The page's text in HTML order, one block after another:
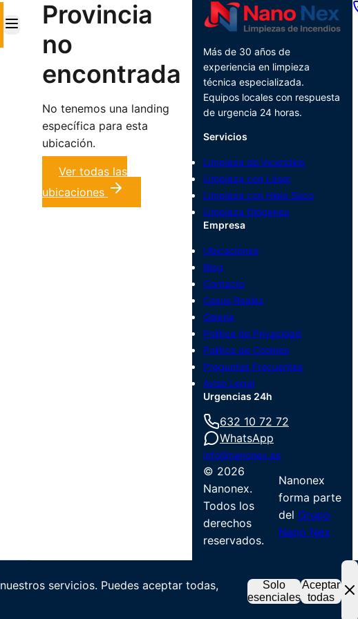
Provincia
no
encontrada
No tenemos una landing
específica para esta
ubicación.
Ver todas las
ubicaciones
Más de 30 años de
experiencia en limpieza
técnica especializada.
Equipos locales con respuesta
de urgencia 24 horas.
Servicios
Limpieza de Incendios
Limpieza con Láser
Limpieza con Hielo Seco
Limpieza Diógenes
Empresa
Ubicaciones
Blog
Contacto
Casos Reales
Galería
Política de Privacidad
Política de Cookies
Preguntas Frecuentes
Aviso Legal
Urgencias 24h
632 10 72 72
WhatsApp
info@nanonex.es
© 2026
Nanonex.
Todos los
derechos
reservados.
Nanonex
forma parte
del Grupo
Nano Nex
servicios. Puedes aceptar todas,
Solo
esenciales
Aceptar
todas